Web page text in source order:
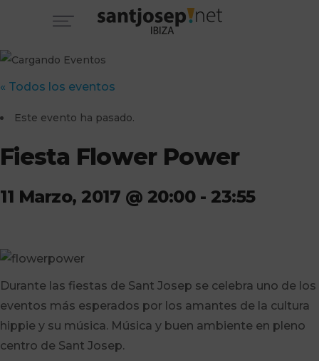
« Todos los eventos
Este evento ha pasado.
Fiesta Flower Power
11 Marzo, 2017 @ 20:00-23:55
Durante las fiestas de Sant Josep se celebra uno de los
eventos más esperados por los amantes de la cultura
hippie y su música. Música y buen ambiente en pleno
centro de Sant Josep.